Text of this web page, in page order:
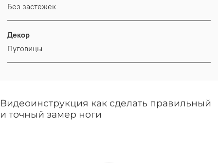
Без застежек
Декор
Пуговицы
Видеоинструкция как сделать правильный
и точный замер ноги